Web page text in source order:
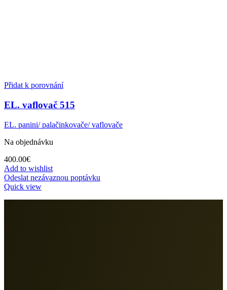
Přidat k porovnání
EL. vaflovač 515
EL. panini/ palačinkovače/ vaflovače
Na objednávku
400.00€
Add to wishlist
Odeslat nezávaznou poptávku
Quick view